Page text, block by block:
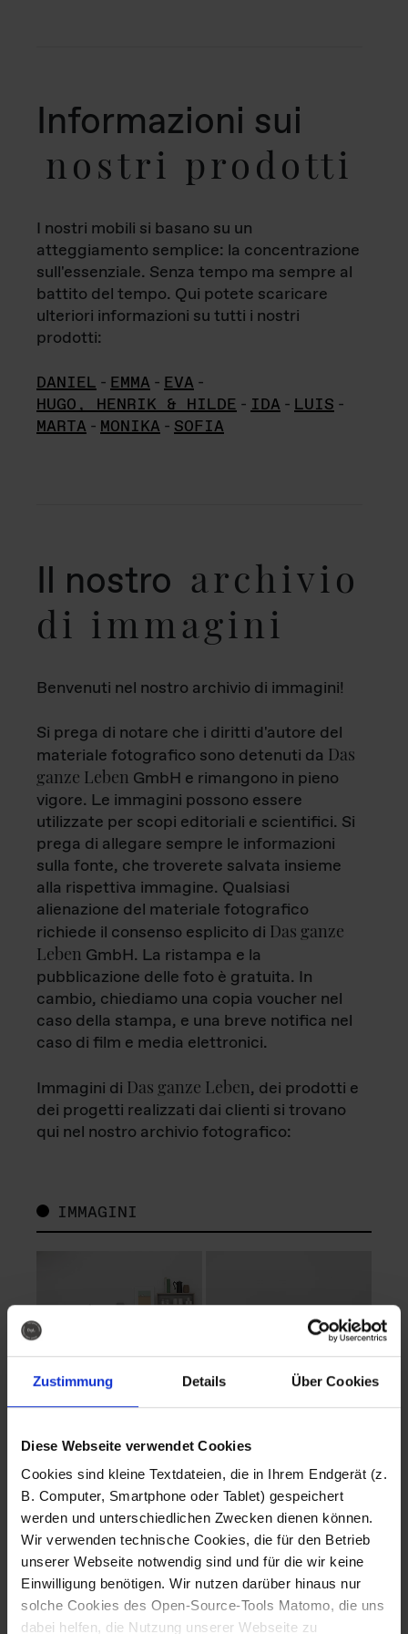
Zustimmung Details Über Cookies
Diese Webseite verwendet Cookies
Cookies sind kleine Textdateien, die in Ihrem Endgerät (z.
B. Computer, Smartphone oder Tablet) gespeichert
werden und unterschiedlichen Zwecken dienen können.
Wir verwenden technische Cookies, die für den Betrieb
unserer Webseite notwendig sind und für die wir keine
Einwilligung benötigen. Wir nutzen darüber hinaus nur
solche Cookies des Open-Source-Tools Matomo, die uns
dabei helfen, die Nutzung unserer Webseite zu
Informazioni sui
nostri prodotti
I nostri mobili si basano su un
atteggiamento semplice: la concentrazione
sull'essenziale. Senza tempo ma sempre al
battito del tempo. Qui potete scaricare
ulteriori informazioni su tutti i nostri
prodotti:
DANIEL - EMMA - EVA -
HUGO, HENRIK & HILDE - IDA - LUIS -
MARTA - MONIKA - SOFIA
Il nostro archivio
di immagini
Benvenuti nel nostro archivio di immagini!
Si prega di notare che i diritti d'autore del
materiale fotografico sono detenuti da Das
ganze Leben GmbH e rimangono in pieno
vigore. Le immagini possono essere
utilizzate per scopi editoriali e scientifici. Si
prega di allegare sempre le informazioni
sulla fonte, che troverete salvata insieme
alla rispettiva immagine. Qualsiasi
alienazione del materiale fotografico
richiede il consenso esplicito di Das ganze
Leben GmbH. La ristampa e la
pubblicazione delle foto è gratuita. In
cambio, chiediamo una copia voucher nel
caso della stampa, e una breve notifica nel
caso di film e media elettronici.
Immagini di Das ganze Leben, dei prodotti e
dei progetti realizzati dai clienti si trovano
qui nel nostro archivio fotografico:
IMMAGINI
Fotografo: Lorenz
Sternbach
Download
Fotografo: Lorenz
Sternbach
Download